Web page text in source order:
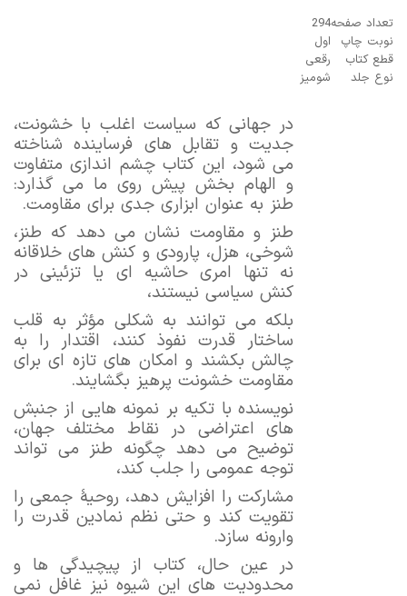
تعداد صفحه294
نوبت چاپ
اول
قطع کتاب
رقعی
نوع جلد
شومیز
در جهانی که سیاست اغلب با خشونت،
جدیت و تقابل ‌های فرساینده شناخته
می ‌شود، این کتاب چشم ‌اندازی متفاوت
و الهام ‌بخش پیش روی ما می ‌گذارد:
طنز به ‌عنوان ابزاری جدی برای مقاومت.
طنز و مقاومت نشان می ‌دهد که طنز،
شوخی، هزل، پارودی و کنش‌ های خلاقانه
نه ‌تنها امری حاشیه ‌ای یا تزئینی در
کنش سیاسی نیستند،
بلکه می ‌توانند به شکلی مؤثر به قلب
ساختار قدرت نفوذ کنند، اقتدار را به
چالش بکشند و امکان ‌های تازه ‌ای برای
مقاومت خشونت‌ پرهیز بگشایند.
نویسنده با تکیه بر نمونه ‌هایی از جنبش
‌های اعتراضی در نقاط مختلف جهان،
توضیح می ‌دهد چگونه طنز می ‌تواند
توجه عمومی را جلب کند،
مشارکت را افزایش دهد، روحیۀ جمعی را
تقویت کند و حتی نظم نمادین قدرت را
وارونه سازد.
در عین حال، کتاب از پیچیدگی ‌ها و
محدودیت ‌های این شیوه نیز غافل نمی